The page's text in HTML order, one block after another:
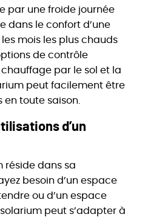
par une froide journée
dans le confort d’une
mois les plus chauds
de contrôle
par le sol et la
peut facilement être
en toute saison.
d’un
réside dans sa
besoin d’un espace
ou d’un espace
peut s’adapter à